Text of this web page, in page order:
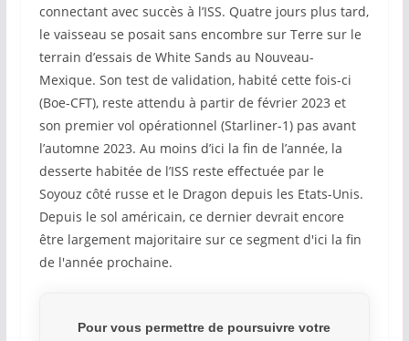
connectant avec succès à l’ISS. Quatre jours plus tard,
le vaisseau se posait sans encombre sur Terre sur le
terrain d’essais de White Sands au Nouveau-
Mexique. Son test de validation, habité cette fois-ci
(Boe-CFT), reste attendu à partir de février 2023 et
son premier vol opérationnel (Starliner-1) pas avant
l’automne 2023. Au moins d’ici la fin de l’année, la
desserte habitée de l’ISS reste effectuée par le
Soyouz côté russe et le Dragon depuis les Etats-Unis.
Depuis le sol américain, ce dernier devrait encore
être largement majoritaire sur ce segment d'ici la fin
de l'année prochaine.
Pour vous permettre de poursuivre votre